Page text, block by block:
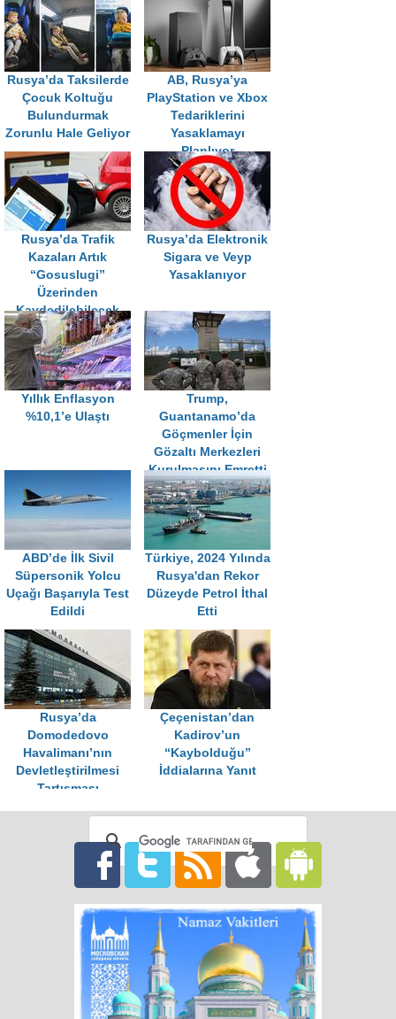
Rusya’da Taksilerde
Çocuk Koltuğu
Bulundurmak
Zorunlu Hale Geliyor
AB, Rusya’ya
PlayStation ve Xbox
Tedariklerini
Yasaklamayı
Planlıyor
Rusya’da Trafik
Kazaları Artık
“Gosuslugi”
Üzerinden
Kaydedilebilecek
Rusya’da Elektronik
Sigara ve Veyp
Yasaklanıyor
Yıllık Enflasyon
%10,1’e Ulaştı
Trump,
Guantanamo’da
Göçmenler İçin
Gözaltı Merkezleri
Kurulmasını Emretti
ABD’de İlk Sivil
Süpersonik Yolcu
Uçağı Başarıyla Test
Edildi
Türkiye, 2024 Yılında
Rusya'dan Rekor
Düzeyde Petrol İthal
Etti
Rusya’da
Domodedovo
Havalimanı’nın
Devletleştirilmesi
Tartışması
Çeçenistan’dan
Kadirov’un
“Kaybolduğu”
İddialarına Yanıt